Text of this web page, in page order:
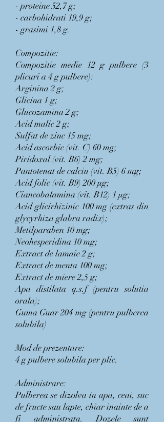
- proteine 52,7 g;
- carbohidrati 19,9 g;
- grasimi 1,8 g.
Compozitie:
Compozitie medie 12 g pulbere (3
plicuri a 4 g pulbere):
Arginina 2 g;
Glicina 1 g;
Glucozamina 2 g;
Acid malic 2 g;
Sulfat de zinc 15 mg;
Acid ascorbic (vit. C) 60 mg;
Piridoxal (vit. B6) 2 mg;
Pantotenat de calciu (vit. B5) 6 mg;
Acid folic (vit. B9) 200 μg;
Ciancobalamina (vit. B12) 1 μg;
Acid glicirhizinic 100 mg (extras din
glycyrhiza glabra radix);
Metilparaben 10 mg;
Neohesperidina 10 mg;
Extract de lamaie 2 g;
Extract de menta 100 mg;
Extract de miere 2,5 g;
Apa distilata q.s.f (pentru solutia
orala);
Guma Guar 204 mg (pentru pulberea
solubila)
Mod de prezentare:
4 g pulbere solubila per plic.
Administrare:
Pulberea se dizolva in apa, ceai, suc
de fructe sau lapte, chiar inainte de a
fi administrata. Dozele sunt